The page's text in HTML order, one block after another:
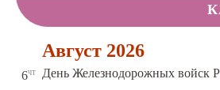
Август 2026
6чт День Железнодорожных войск